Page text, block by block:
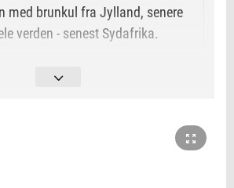
med brunkul fra Jylland, senere
verden - senest Sydafrika.